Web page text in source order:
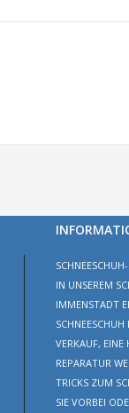
IN UNSEREM
IMMENSTADT
VERKAUF, EINE
REPARATUR
TRICKS ZUM
SIE VORBEI